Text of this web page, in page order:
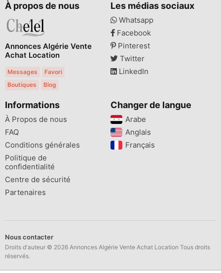
À propos de nous
Annonces Algérie Vente
Achat Location
Messages
Favori
Boutiques
Blog
Les médias sociaux
Whatsapp
Facebook
Pinterest
Twitter
LinkedIn
Informations
À Propos de nous
FAQ
Conditions générales
Politique de
confidentialité
Centre de sécurité
Partenaires
Changer de langue
Arabe
Anglais
Français
Nous contacter
Droits d'auteur © 2026 Annonces Algérie Vente Achat Location Tous droits
réservés.